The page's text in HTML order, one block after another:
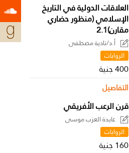
العلاقات الدولية في التاريخ
الإسلامي (منظور حضاري
مقارن)2.1
أ.د/نادية مصطفى
الروايات
400 جنية
التفاصيل
قرن الرعب الأفريقي
عايدة العزب موسى
الروايات
160 جنية